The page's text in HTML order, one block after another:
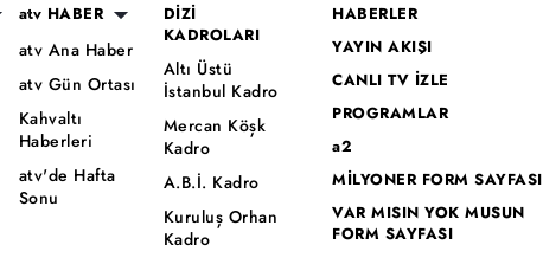
atv HABER
atv Ana Haber
atv Gün Ortası
Kahvaltı
Haberleri
atv'de Hafta
Sonu
DİZİ
KADROLARI
Altı Üstü
İstanbul Kadro
Mercan Köşk
Kadro
A.B.İ. Kadro
Kuruluş Orhan
Kadro
HABERLER
YAYIN AKIŞI
CANLI TV İZLE
PROGRAMLAR
a2
MİLYONER FORM SAYFASI
VAR MISIN YOK MUSUN
FORM SAYFASI